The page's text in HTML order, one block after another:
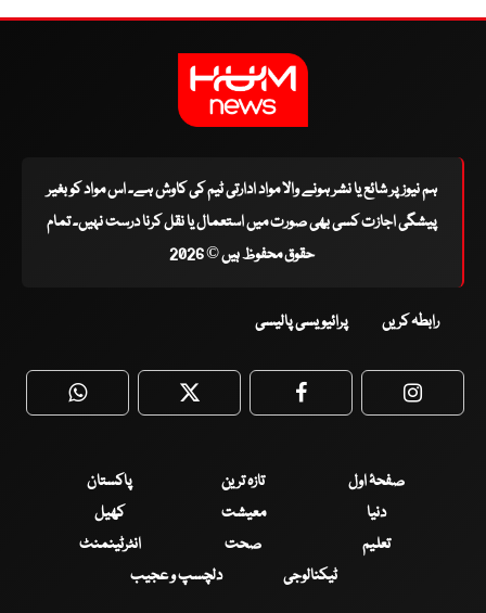
ہم نیوز پر شائع یا نشر ہونے والا مواد ادارتی ٹیم کی کاوش ہے۔ اس مواد کو بغیر
پیشگی اجازت کسی بھی صورت میں استعمال یا نقل کرنا درست نہیں۔ تمام
حقوق محفوظ ہیں © 2026
رابطہ کریں پرائیویسی پالیسی
WhatsApp Twitter Facebook
صفحۂ اول تازہ ترین
پاکستان
دنیا
معیشت
کھیل
تعلیم
صحت
انٹرٹینمنٹ
ٹیکنالوجی
دلچسپ و عجیب